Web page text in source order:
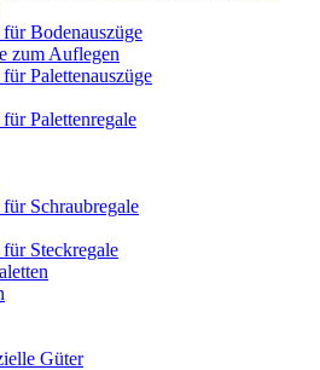
Bodenauszüge
zum Auflegen
Palettenauszüge
Palettenregale
Schraubregale
Steckregale
Güter